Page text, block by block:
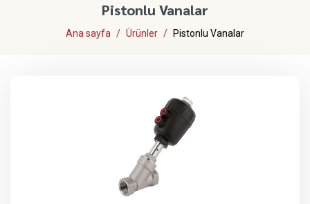
Pistonlu Vanalar
Ana sayfa Ürünler Pistonlu Vanalar